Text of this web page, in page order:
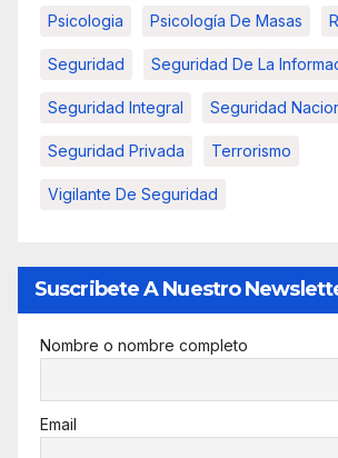
Psicologia Psicología De Masas
Seguridad Seguridad De La
Seguridad Integral Seguridad
Seguridad Privada Terrorismo
Vigilante De Seguridad
Suscribete A Nuestro
Nombre o nombre completo
Email